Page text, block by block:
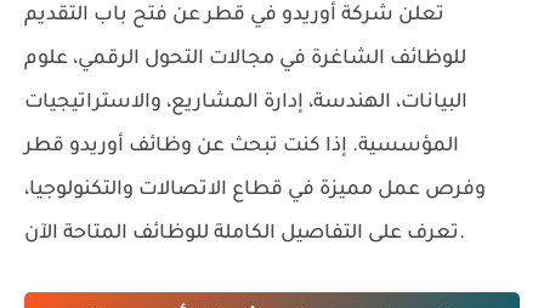
تعلن شركة أوريدو في قطر عن فتح باب التقديم
للوظائف الشاغرة في مجالات التحول الرقمي، علوم
البيانات، الهندسة، إدارة المشاريع، والاستراتيجيات
المؤسسية. إذا كنت تبحث عن وظائف أوريدو قطر
وفرص عمل مميزة في قطاع الاتصالات والتكنولوجيا،
تعرف على التفاصيل الكاملة للوظائف المتاحة الآن.